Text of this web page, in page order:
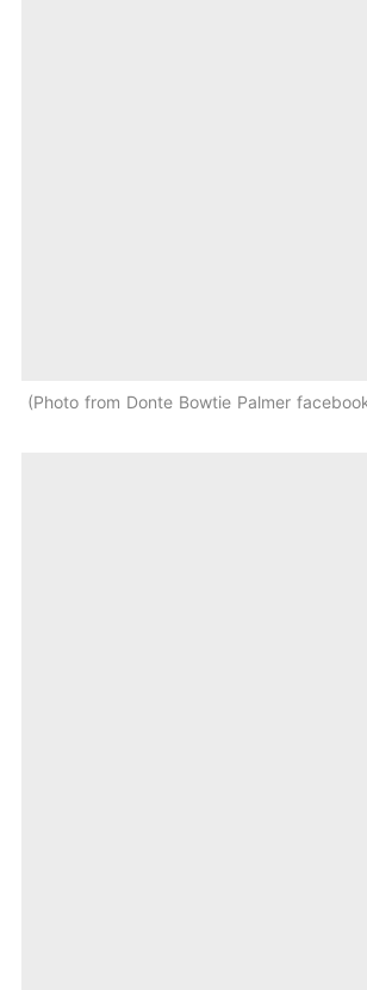
Photo from Donte Bowtie Palmer